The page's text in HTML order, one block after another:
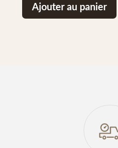
Ajouter au panier